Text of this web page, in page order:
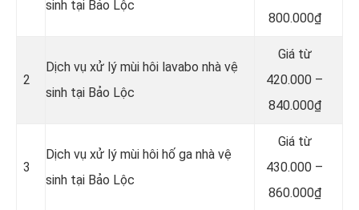
sinh tại Bảo Lộc
800.000₫
2
Dịch vụ xử lý mùi hôi lavabo nhà vệ
sinh tại Bảo Lộc
Giá từ
420.000 –
840.000₫
3
Dịch vụ xử lý mùi hôi hố ga nhà vệ
sinh tại Bảo Lộc
Giá từ
430.000 –
860.000₫